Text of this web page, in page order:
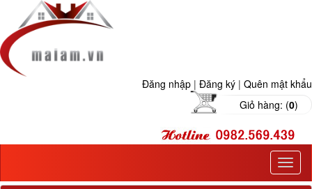
Đăng nhập | Đăng ký | Quên mật khẩu
Giỏ hàng: (0)
T
o